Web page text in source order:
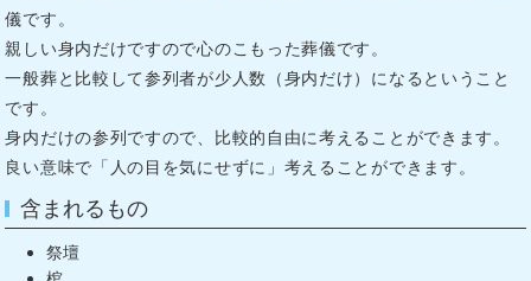
儀です。
親しい身内だけですので心のこもった葬儀です。
一般葬と比較して参列者が少人数（身内だけ）になるということ
です。
身内だけの参列ですので、比較的自由に考えることができます。
良い意味で「人の目を気にせずに」考えることができます。
含まれるもの
祭壇